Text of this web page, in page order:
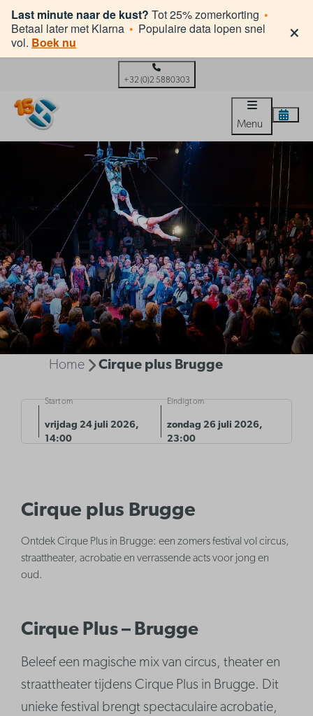
Last minute naar de kust? Tot 25% zomerkorting •
Betaal later met Klarna • Populaire data lopen snel
vol. Boek nu ×
+32 (0)2 5880303
Menu
Home Cirque plus Brugge
Start om
vrijdag 24 juli 2026,
14:00
Eindigt om
zondag 26 juli 2026,
23:00
Cirque plus Brugge
Ontdek Cirque Plus in Brugge: een zomers festival vol circus,
straattheater, acrobatie en verrassende acts voor jong en
oud.
Cirque Plus – Brugge
Beleef een magische mix van circus, theater en
straattheater tijdens Cirque Plus in Brugge. Dit
unieke festival brengt spectaculaire acrobatie,